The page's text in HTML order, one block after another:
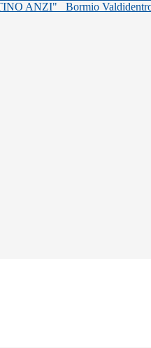
ANZI" Bormio